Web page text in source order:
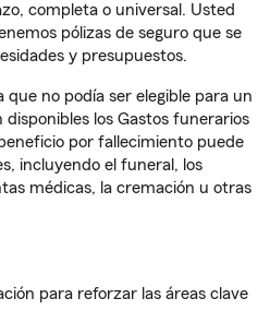
completa o universal. Usted
pólizas de seguro que se
y presupuestos.
que no podía ser elegible para un
los Gastos funerarios
por fallecimiento puede
incluyendo el funeral, los
médicas, la cremación u otras
para reforzar las áreas clave